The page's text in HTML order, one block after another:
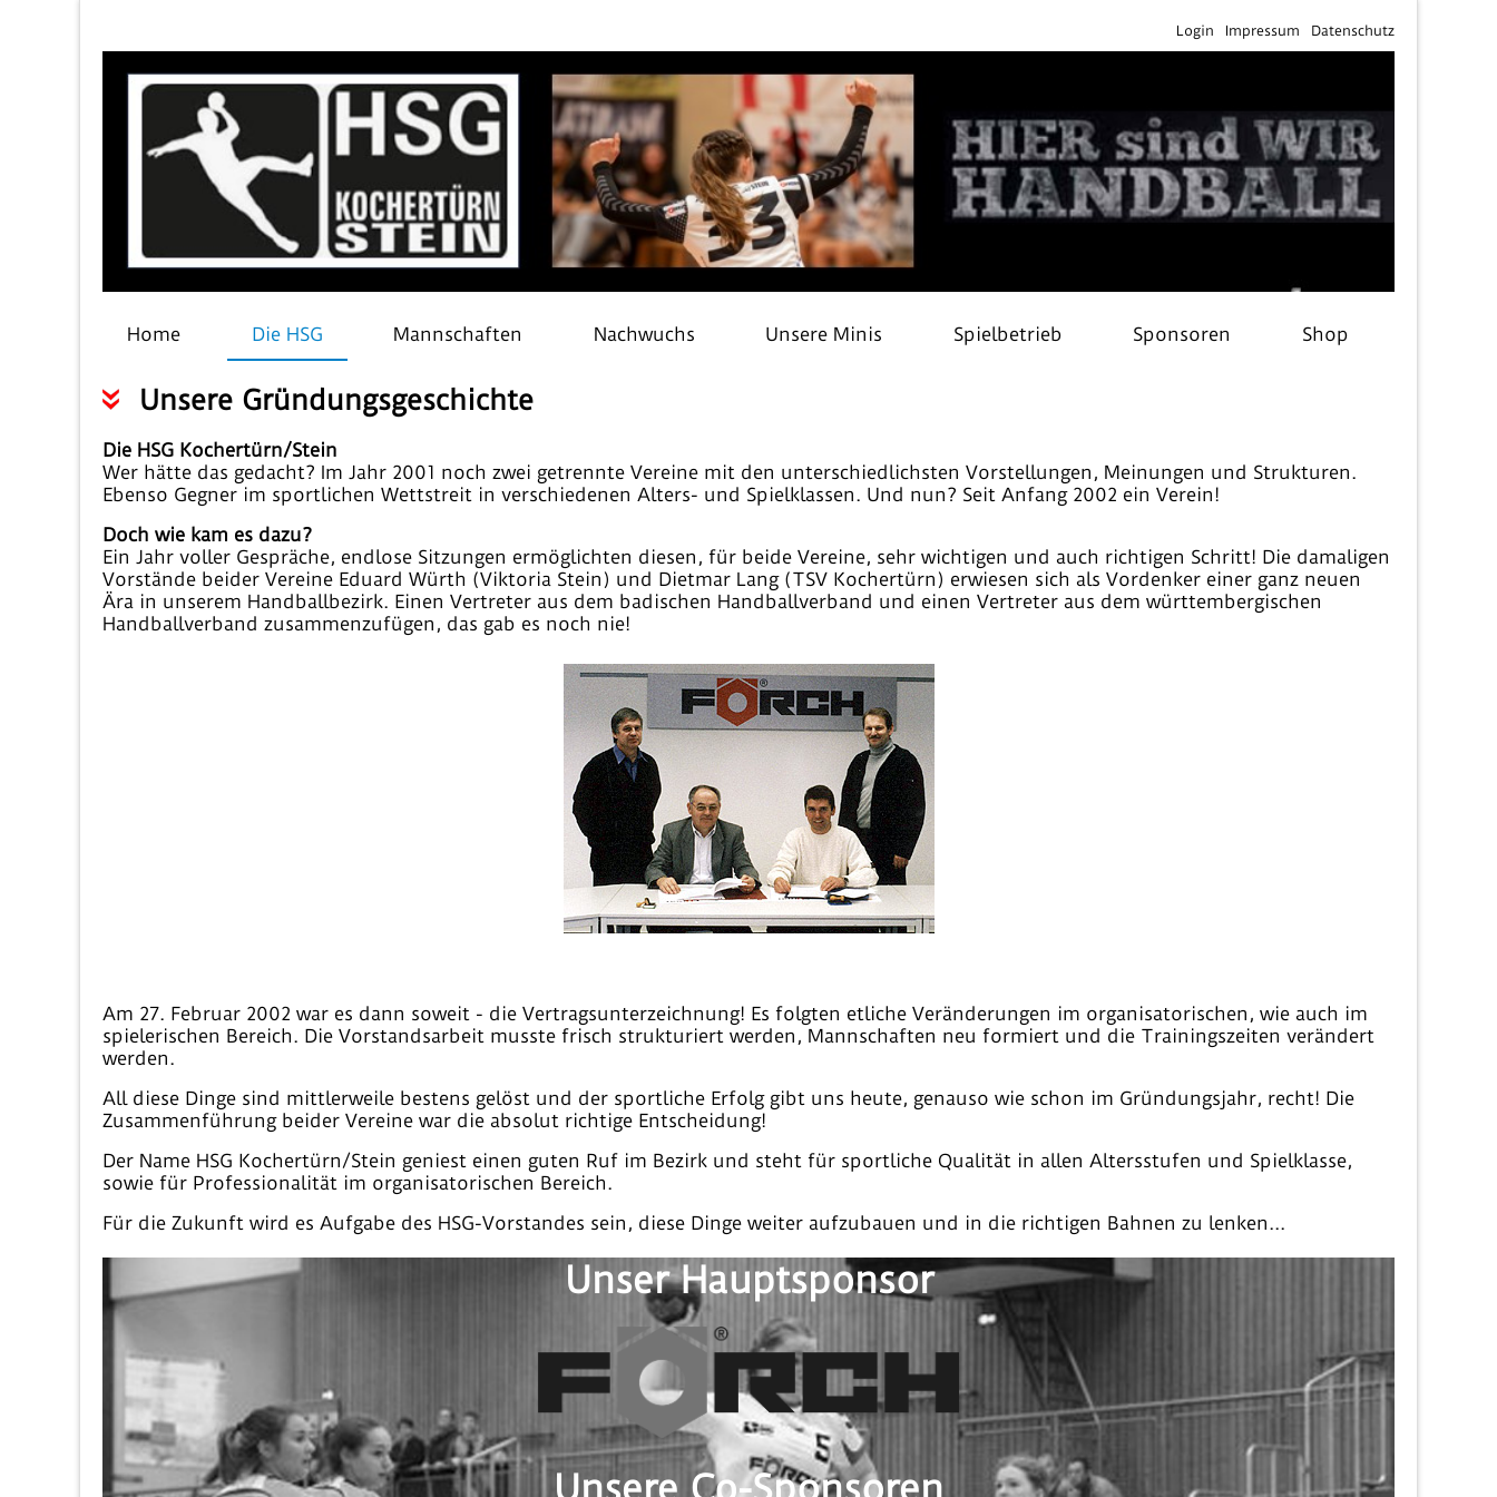
Login Impressum Datenschutz
Home Die HSG Mannschaften Nachwuchs Unsere Minis Spielbetrieb Sponsoren Shop
Unsere Gründungsgeschichte
Die HSG Kochertürn/Stein
Wer hätte das gedacht? Im Jahr 2001 noch zwei getrennte Vereine mit den unterschiedlichsten Vorstellungen, Meinungen und Strukturen.
Ebenso Gegner im sportlichen Wettstreit in verschiedenen Alters- und Spielklassen. Und nun? Seit Anfang 2002 ein Verein!
Doch wie kam es dazu?
Ein Jahr voller Gespräche, endlose Sitzungen ermöglichten diesen, für beide Vereine, sehr wichtigen und auch richtigen Schritt! Die damaligen
Vorstände beider Vereine Eduard Würth (Viktoria Stein) und Dietmar Lang (TSV Kochertürn) erwiesen sich als Vordenker einer ganz neuen
Ära in unserem Handballbezirk. Einen Vertreter aus dem badischen Handballverband und einen Vertreter aus dem württembergischen
Handballverband zusammenzufügen, das gab es noch nie!
Am 27. Februar 2002 war es dann soweit - die Vertragsunterzeichnung! Es folgten etliche Veränderungen im organisatorischen, wie auch im
spielerischen Bereich. Die Vorstandsarbeit musste frisch strukturiert werden, Mannschaften neu formiert und die Trainingszeiten verändert
werden.
All diese Dinge sind mittlerweile bestens gelöst und der sportliche Erfolg gibt uns heute, genauso wie schon im Gründungsjahr, recht! Die
Zusammenführung beider Vereine war die absolut richtige Entscheidung!
Der Name HSG Kochertürn/Stein geniest einen guten Ruf im Bezirk und steht für sportliche Qualität in allen Altersstufen und Spielklasse,
sowie für Professionalität im organisatorischen Bereich.
Für die Zukunft wird es Aufgabe des HSG-Vorstandes sein, diese Dinge weiter aufzubauen und in die richtigen Bahnen zu lenken...
Unser Hauptsponsor